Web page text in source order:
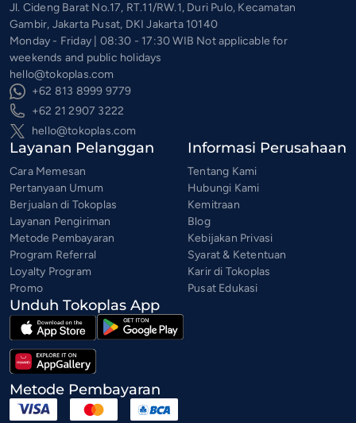
Jl. Cideng Barat No.17, RT.11/RW.1, Duri Pulo, Kecamatan
Gambir, Jakarta Pusat, DKI Jakarta 10140
Monday - Friday | 08:30 - 17:30 WIB Not applicable for
weekends and public holidays
hello@tokoplas.com
+62 813 8999 9779
+62 21 2907 3222
hello@tokoplas.com
Layanan Pelanggan
Cara Memesan
Pertanyaan Umum
Berjualan di Tokoplas
Layanan Pengiriman
Metode Pembayaran
Program Referral
Loyalty Program
Promo
Informasi Perusahaan
Tentang Kami
Hubungi Kami
Kemitraan
Blog
Kebijakan Privasi
Syarat & Ketentuan
Karir di Tokoplas
Pusat Edukasi
Unduh Tokoplas App
Metode Pembayaran